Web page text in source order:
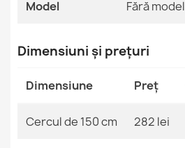
281,90 lej
Model Fără model
Dimensiuni și prețuri
Dimensiune Preț
Cercul de 150 cm 282 lei